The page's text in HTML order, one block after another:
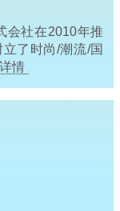
会社在2010年推
了时尚/潮流/国
情